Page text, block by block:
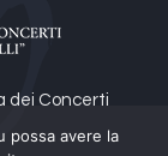
dei Concerti
possa avere la